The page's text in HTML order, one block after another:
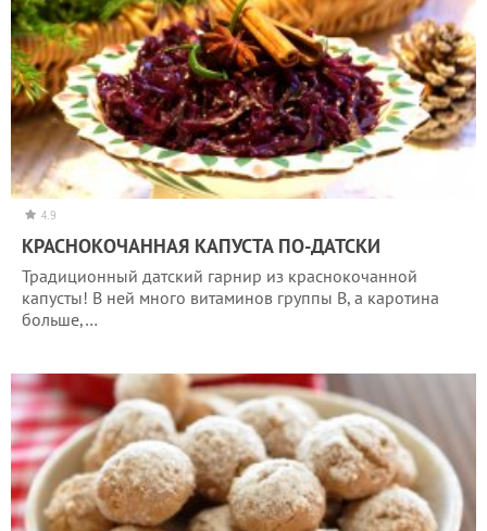
4.9
КРАСНОКОЧАННАЯ КАПУСТА ПО-ДАТСКИ
Традиционный датский гарнир из краснокочанной
капусты! В ней много витаминов группы В, а каротина
больше,…